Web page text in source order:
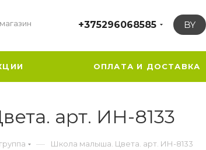
+375296068585 BY
ОПЛАТА И ДОСТАВКА
арт. ИН-8133
— Школа малыша. Цвета. арт. ИН-8133